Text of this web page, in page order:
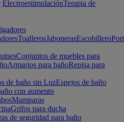
ElectroestimulaciónTerapia de
ToallerosJabonerasEscobillero
Conjuntos de muebles para
Armarios para bañoRepisa para
de baño sin LuzEspejos de baño
con aumento
Mamparas
Grifos para ducha
de seguridad para baño